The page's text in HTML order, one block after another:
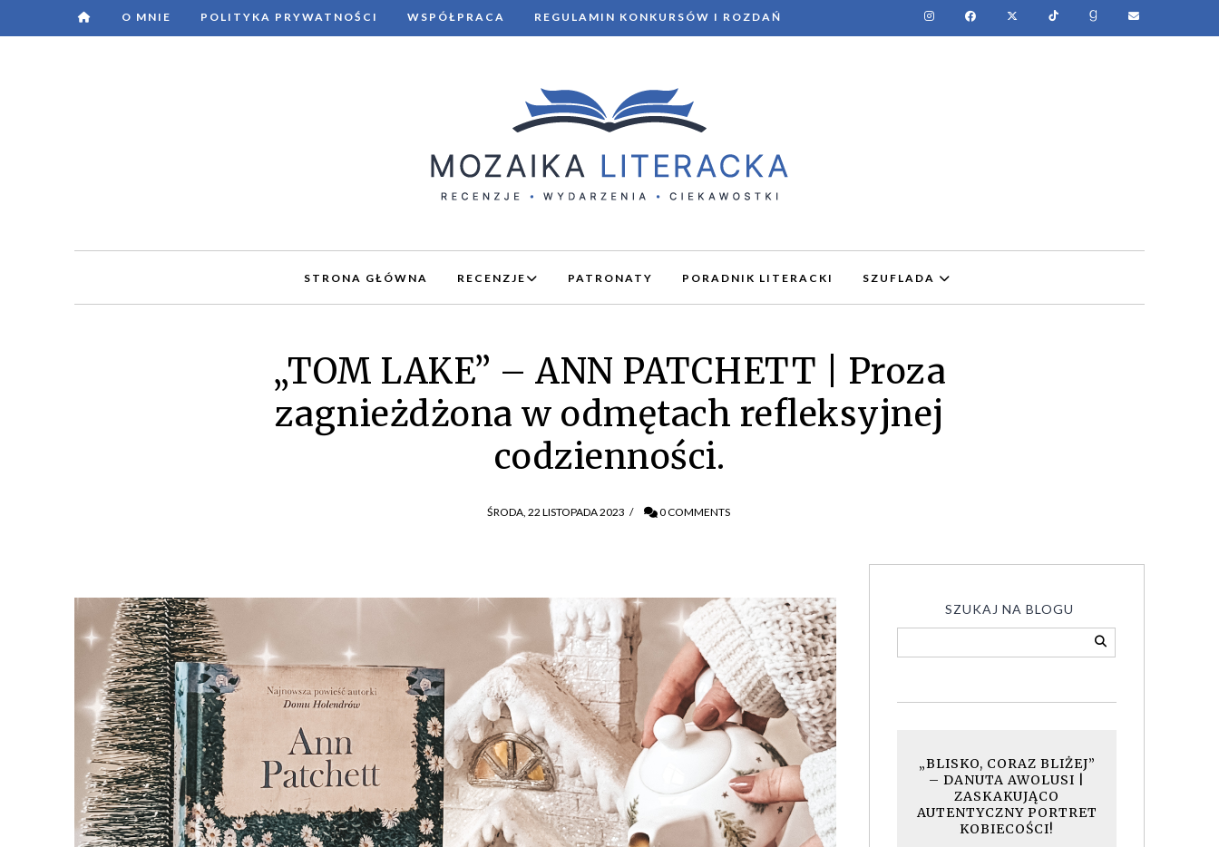
O MNIE POLITYKA PRYWATNOŚCI WSPÓŁPRACA REGULAMIN KONKURSÓW I ROZDAŃ
STRONA GŁÓWNA RECENZJE PATRONATY PORADNIK LITERACKI SZUFLADA
„TOM LAKE” – ANN PATCHETT | Proza
zagnieżdżona w odmętach refleksyjnej
codzienności.
ŚRODA, 22 LISTOPADA 2023 / 0 COMMENTS
SZUKAJ NA BLOGU
„BLISKO, CORAZ BLIŻEJ”
– DANUTA AWOLUSI |
ZASKAKUJĄCO
AUTENTYCZNY PORTRET
KOBIECOŚCI!